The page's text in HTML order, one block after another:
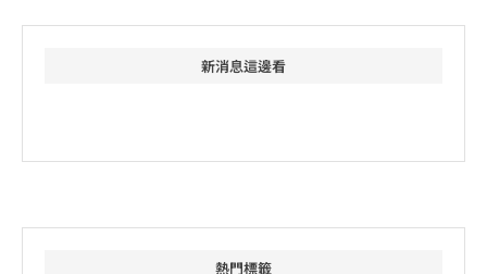
新消息這邊看
熱門標籤